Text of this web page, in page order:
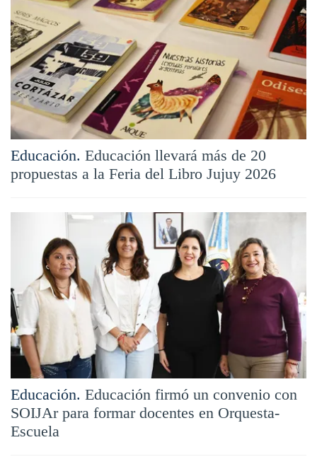
Educación. Educación llevará más de 20
propuestas a la Feria del Libro Jujuy 2026
Educación. Educación firmó un convenio con
SOIJAr para formar docentes en Orquesta-
Escuela